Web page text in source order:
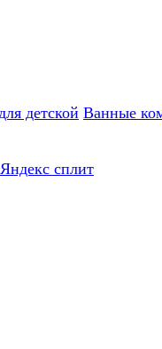
детской Ванные
Яндекс сплит